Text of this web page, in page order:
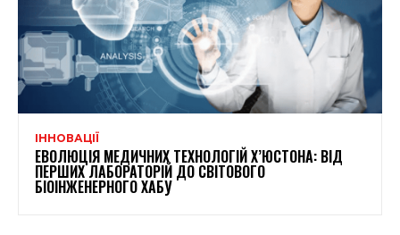
ІННОВАЦІЇ
ЕВОЛЮЦІЯ МЕДИЧНИХ ТЕХНОЛОГІЙ Х’ЮСТОНА: ВІД
ПЕРШИХ ЛАБОРАТОРІЙ ДО СВІТОВОГО
БІОІНЖЕНЕРНОГО ХАБУ